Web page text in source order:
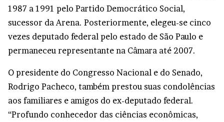
1987 a 1991 pelo Partido Democrático Social,
sucessor da Arena. Posteriormente, elegeu-se cinco
vezes deputado federal pelo estado de São Paulo e
permaneceu representante na Câmara até 2007.
O presidente do Congresso Nacional e do Senado,
Rodrigo Pacheco, também prestou suas condolências
aos familiares e amigos do ex-deputado federal.
“Profundo conhecedor das ciências econômicas,